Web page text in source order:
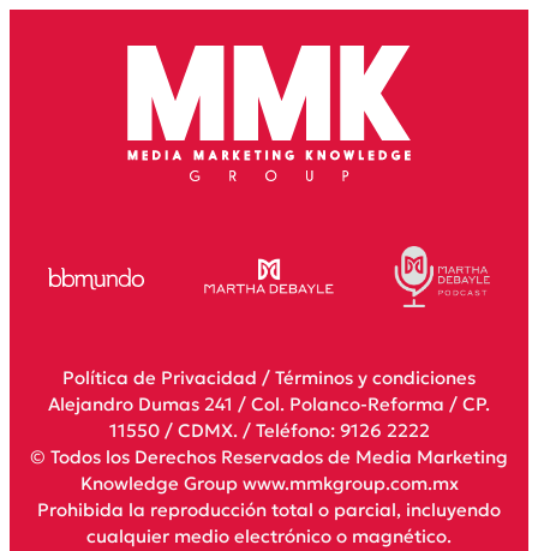
Política de Privacidad / Términos y condiciones
Alejandro Dumas 241 / Col. Polanco-Reforma / CP.
11550 / CDMX. / Teléfono: 9126 2222
© Todos los Derechos Reservados de Media Marketing
Knowledge Group www.mmkgroup.com.mx
Prohibida la reproducción total o parcial, incluyendo
cualquier medio electrónico o magnético.